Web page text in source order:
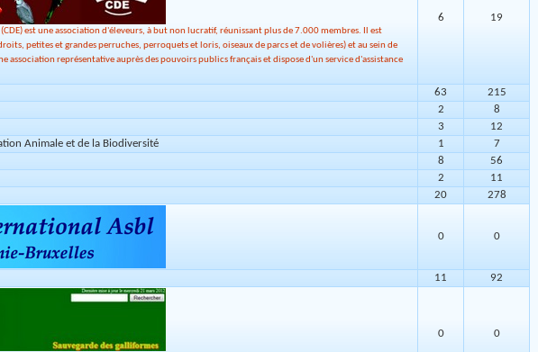
(CDE) est une association d'éleveurs, à but non lucratif, réunissant plus de 7.000 membres. Il est
petites et grandes perruches, perroquets et loris, oiseaux de parcs et de volières) et au sein de
association représentative auprès des pouvoirs publics français et dispose d'un service d'assistance
6 19
63
215
2
8
3
12
Animale et de la Biodiversité 1
7
8
56
2
11
20 278
0 0
11 92
0 0